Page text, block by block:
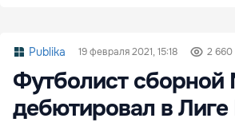
Publika 19 февраля 2021, 15:18 2 660
Футболист
дебютировал в